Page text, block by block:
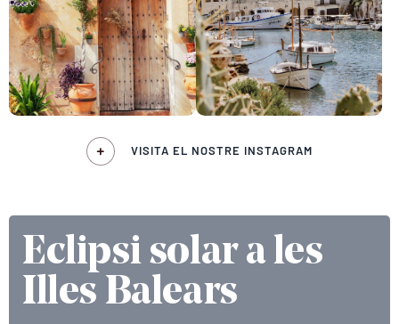
VISITA EL NOSTRE INSTAGRAM
Eclipsi solar a les
Illes Balears